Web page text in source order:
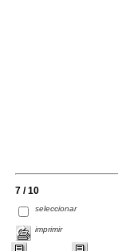
7 / 10
seleccionar
imprimir